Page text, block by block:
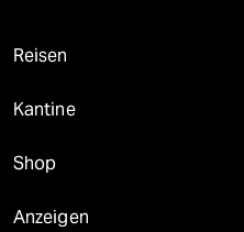
Reisen
Kantine
Shop
Anzeigen